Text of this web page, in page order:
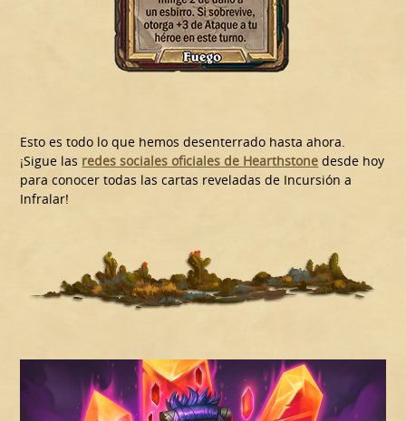
Esto es todo lo que hemos desenterrado hasta ahora.
¡Sigue las redes sociales oficiales de Hearthstone desde hoy
para conocer todas las cartas reveladas de Incursión a
Infralar!